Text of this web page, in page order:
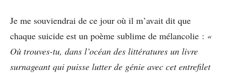
Je me souviendrai de ce jour où il m’avait dit que
chaque suicide est un poème sublime de mélancolie : «
Où trouves-tu, dans l’océan des littératures un livre
surnageant qui puisse lutter de génie avec cet entrefilet